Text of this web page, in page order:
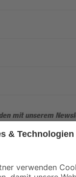
mit unserem
und Aktionen